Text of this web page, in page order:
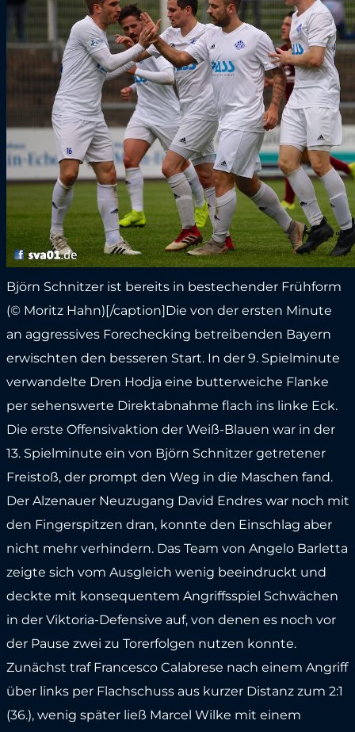
Björn Schnitzer ist bereits in bestechender Frühform
(© Moritz Hahn)[/caption]Die von der ersten Minute
an aggressives Forechecking betreibenden Bayern
erwischten den besseren Start. In der 9. Spielminute
verwandelte Dren Hodja eine butterweiche Flanke
per sehenswerte Direktabnahme flach ins linke Eck.
Die erste Offensivaktion der Weiß-Blauen war in der
13. Spielminute ein von Björn Schnitzer getretener
Freistoß, der prompt den Weg in die Maschen fand.
Der Alzenauer Neuzugang David Endres war noch mit
den Fingerspitzen dran, konnte den Einschlag aber
nicht mehr verhindern. Das Team von Angelo Barletta
zeigte sich vom Ausgleich wenig beeindruckt und
deckte mit konsequentem Angriffsspiel Schwächen
in der Viktoria-Defensive auf, von denen es noch vor
der Pause zwei zu Torerfolgen nutzen konnte.
Zunächst traf Francesco Calabrese nach einem Angriff
über links per Flachschuss aus kurzer Distanz zum 2:1
(36.), wenig später ließ Marcel Wilke mit einem